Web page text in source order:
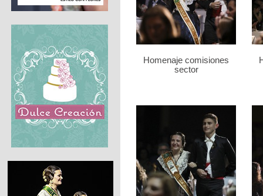
Homenaje comisiones
sector